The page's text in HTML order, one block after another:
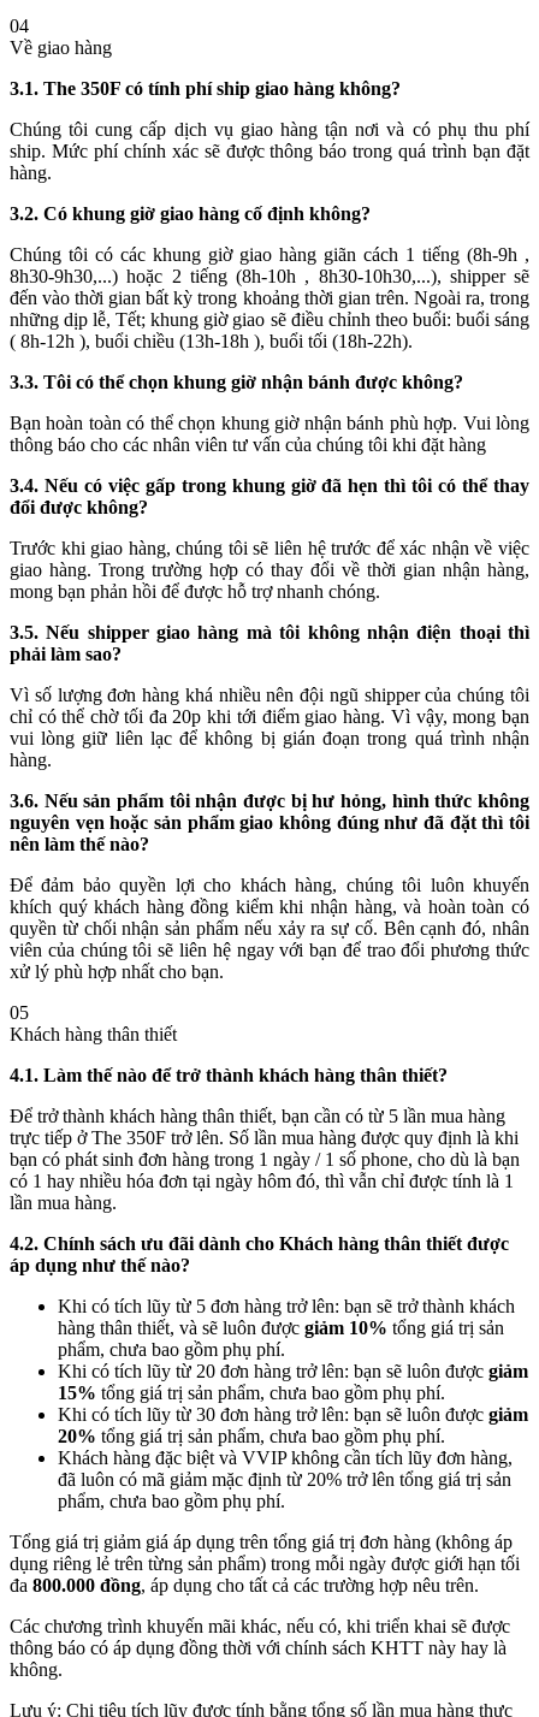
04
Về giao hàng
3.1. The 350F có tính phí ship giao hàng không?
Chúng tôi cung cấp dịch vụ giao hàng tận nơi và có phụ thu phí
ship. Mức phí chính xác sẽ được thông báo trong quá trình bạn đặt
hàng.
3.2. Có khung giờ giao hàng cố định không?
Chúng tôi có các khung giờ giao hàng giãn cách 1 tiếng (8h-9h ,
8h30-9h30,...) hoặc 2 tiếng (8h-10h , 8h30-10h30,...), shipper sẽ
đến vào thời gian bất kỳ trong khoảng thời gian trên. Ngoài ra, trong
những dịp lễ, Tết; khung giờ giao sẽ điều chỉnh theo buổi: buổi sáng
( 8h-12h ), buổi chiều (13h-18h ), buổi tối (18h-22h).
3.3. Tôi có thể chọn khung giờ nhận bánh được không?
Bạn hoàn toàn có thể chọn khung giờ nhận bánh phù hợp. Vui lòng
thông báo cho các nhân viên tư vấn của chúng tôi khi đặt hàng
3.4. Nếu có việc gấp trong khung giờ đã hẹn thì tôi có thể thay
đổi được không?
Trước khi giao hàng, chúng tôi sẽ liên hệ trước để xác nhận về việc
giao hàng. Trong trường hợp có thay đổi về thời gian nhận hàng,
mong bạn phản hồi để được hỗ trợ nhanh chóng.
3.5. Nếu shipper giao hàng mà tôi không nhận điện thoại thì
phải làm sao?
Vì số lượng đơn hàng khá nhiều nên đội ngũ shipper của chúng tôi
chỉ có thể chờ tối đa 20p khi tới điểm giao hàng. Vì vậy, mong bạn
vui lòng giữ liên lạc để không bị gián đoạn trong quá trình nhận
hàng.
3.6. Nếu sản phẩm tôi nhận được bị hư hỏng, hình thức không
nguyên vẹn hoặc sản phẩm giao không đúng như đã đặt thì tôi
nên làm thế nào?
Để đảm bảo quyền lợi cho khách hàng, chúng tôi luôn khuyến
khích quý khách hàng đồng kiểm khi nhận hàng, và hoàn toàn có
quyền từ chối nhận sản phẩm nếu xảy ra sự cố. Bên cạnh đó, nhân
viên của chúng tôi sẽ liên hệ ngay với bạn để trao đổi phương thức
xử lý phù hợp nhất cho bạn.
05
Khách hàng thân thiết
4.1. Làm thế nào để trở thành khách hàng thân thiết?
Để trở thành khách hàng thân thiết, bạn cần có từ 5 lần mua hàng
trực tiếp ở The 350F trở lên. Số lần mua hàng được quy định là khi
bạn có phát sinh đơn hàng trong 1 ngày / 1 số phone, cho dù là bạn
có 1 hay nhiều hóa đơn tại ngày hôm đó, thì vẫn chỉ được tính là 1
lần mua hàng.
4.2. Chính sách ưu đãi dành cho Khách hàng thân thiết được
áp dụng như thế nào?
Khi có tích lũy từ 5 đơn hàng trở lên: bạn sẽ trở thành khách
hàng thân thiết, và sẽ luôn được giảm 10% tổng giá trị sản
phẩm, chưa bao gồm phụ phí.
Khi có tích lũy từ 20 đơn hàng trở lên: bạn sẽ luôn được giảm
15% tổng giá trị sản phẩm, chưa bao gồm phụ phí.
Khi có tích lũy từ 30 đơn hàng trở lên: bạn sẽ luôn được giảm
20% tổng giá trị sản phẩm, chưa bao gồm phụ phí.
Khách hàng đặc biệt và VVIP không cần tích lũy đơn hàng,
đã luôn có mã giảm mặc định từ 20% trở lên tổng giá trị sản
phẩm, chưa bao gồm phụ phí.
Tổng giá trị giảm giá áp dụng trên tổng giá trị đơn hàng (không áp
dụng riêng lẻ trên từng sản phẩm) trong mỗi ngày được giới hạn tối
đa 800.000 đồng, áp dụng cho tất cả các trường hợp nêu trên.
Các chương trình khuyến mãi khác, nếu có, khi triển khai sẽ được
thông báo có áp dụng đồng thời với chính sách KHTT này hay là
không.
Lưu ý: Chi tiêu tích lũy được tính bằng tổng số lần mua hàng thực